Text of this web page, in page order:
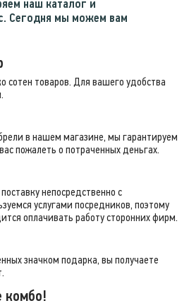
наш каталог и
Сегодня мы можем вам
сотен товаров. Для вашего удобства
в нашем магазине, мы гарантируем
пожалеть о потраченных деньгах.
непосредственно с
услугами посредников, поэтому
оплачивать работу сторонних фирм.
значком подарка, вы получаете
комбо!